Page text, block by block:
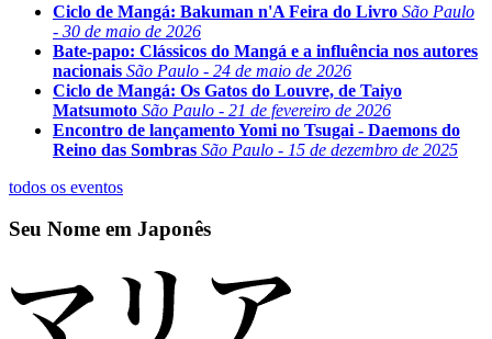
Ciclo de Mangá: Bakuman n'A Feira do Livro São Paulo
- 30 de maio de 2026
Bate-papo: Clássicos do Mangá e a influência nos autores
nacionais São Paulo - 24 de maio de 2026
Ciclo de Mangá: Os Gatos do Louvre, de Taiyo
Matsumoto São Paulo - 21 de fevereiro de 2026
Encontro de lançamento Yomi no Tsugai - Daemons do
Reino das Sombras São Paulo - 15 de dezembro de 2025
todos os eventos
Seu Nome em Japonês